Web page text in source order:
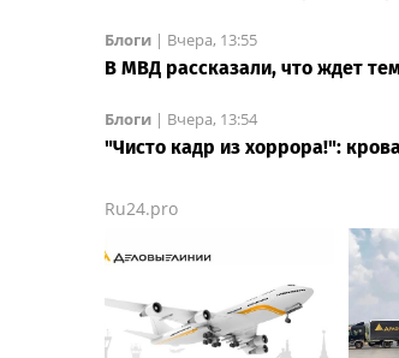
Блоги | Вчера, 13:55
В МВД рассказали, что ждет
Блоги | Вчера, 13:54
"Чисто кадр из хоррора!":
Ru24.pro